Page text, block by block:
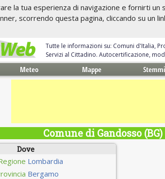
la tua esperienza di navigazione e fornirti
scorrendo questa pagina, cliccando su un
Tutte le informazioni su: Comuni d'Italia,
Servizi al Cittadino. Autocertificazione,
Meteo Mappe Stemmi
Comune di Gandosso (BG)
Dove
Lombardia
Bergamo